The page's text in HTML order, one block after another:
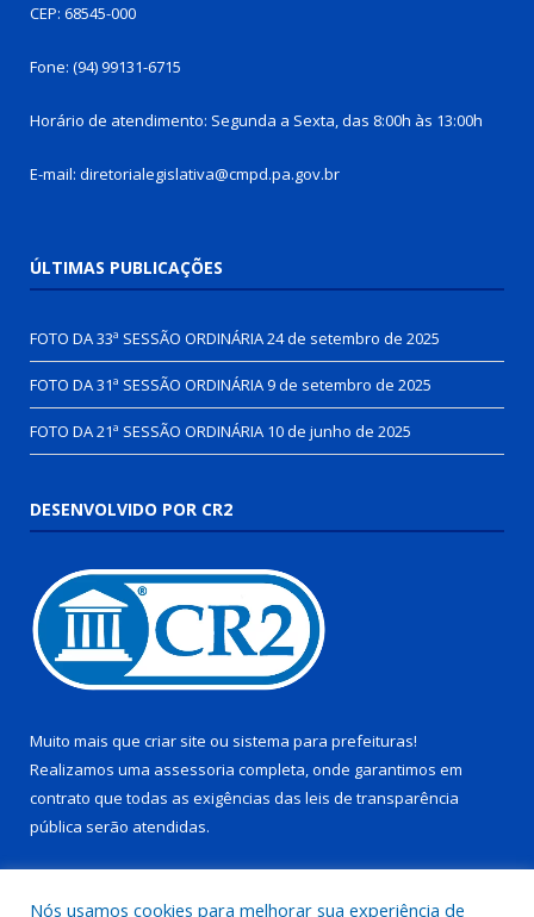
CEP: 68545-000
Fone: (94) 99131-6715
Horário de atendimento: Segunda a Sexta, das 8:00h às 13:00h
E-mail: diretorialegislativa@cmpd.pa.gov.br
ÚLTIMAS PUBLICAÇÕES
FOTO DA 33ª SESSÃO ORDINÁRIA24 de setembro de 2025
FOTO DA 31ª SESSÃO ORDINÁRIA9 de setembro de 2025
FOTO DA 21ª SESSÃO ORDINÁRIA 10 de junho de 2025
DESENVOLVIDO POR CR2
Muito mais que criar site ou sistema para prefeituras!
Realizamos uma assessoria completa, onde garantimos em
contrato que todas as exigências das leis de transparência
pública serão atendidas.
Nós usamos cookies para melhorar sua experiência de